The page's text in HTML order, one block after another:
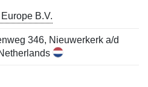
B.V.
346, Nieuwerkerk a/d